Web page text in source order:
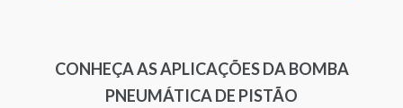
CONHEÇA AS APLICAÇÕES DA BOMBA
PNEUMÁTICA DE PISTÃO